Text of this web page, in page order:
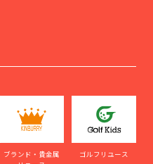
ブランド・貴金属
ゴルフリユース